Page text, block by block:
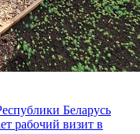
Беларусь
рабочий визит в